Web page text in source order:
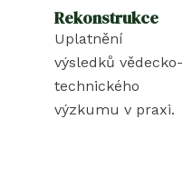
Rekonstrukce
Uplatnění
výsledků vědecko-
technického
výzkumu v praxi.